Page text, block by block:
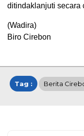
ditindaklanjuti secara
(Wadira)
Biro Cirebon
Tag : Berita